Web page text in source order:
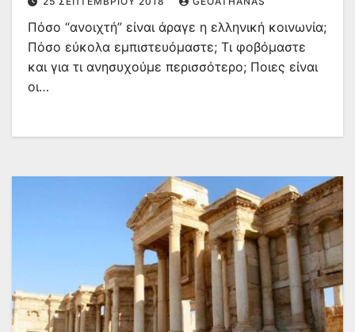
Πόσο “ανοιχτή” είναι άραγε η ελληνική κοινωνία;
Πόσο εύκολα εμπιστευόμαστε; Τι φοβόμαστε
και για τι ανησυχούμε περισσότερο; Ποιες είναι
οι…